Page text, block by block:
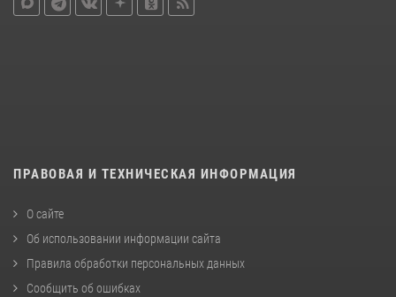
ПРАВОВАЯ И ТЕХНИЧЕСКАЯ ИНФОРМАЦИЯ
О сайте
Об использовании информации сайта
Правила обработки персональных данных
Сообщить об ошибках